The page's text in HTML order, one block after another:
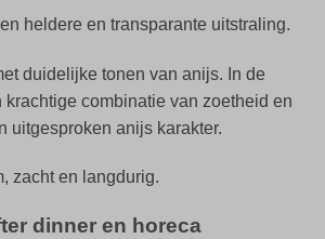
heldere en transparante uitstraling.
duidelijke tonen van anijs. In de
krachtige combinatie van zoetheid en
uitgesproken anijs karakter.
zacht en langdurig.
dinner en horeca